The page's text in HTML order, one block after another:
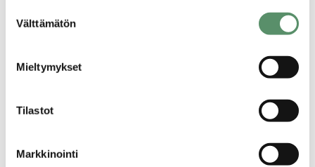
Evästeet >
valinta
Välttämätön
Mieltymykset
Tilastot
Markkinointi